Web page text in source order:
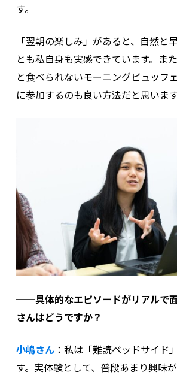
す。
「翌朝の楽しみ」があると、自然と
とも私自身も実感できています。ま
と食べられないモーニングビュッフ
に参加するのも良い方法だと思います
──具体的なエピソードがリアルで
さんはどうですか？
小嶋さん：私は「難読ベッドサイド
す。実体験として、普段あまり興味